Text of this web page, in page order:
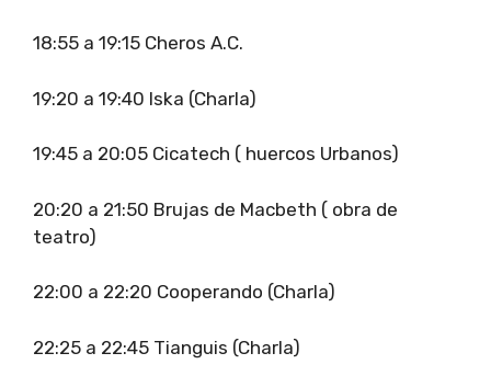
18:55 a 19:15 Cheros A.C.
19:20 a 19:40 Iska (Charla)
19:45 a 20:05 Cicatech ( huercos Urbanos)
20:20 a 21:50 Brujas de Macbeth ( obra de
teatro)
22:00 a 22:20 Cooperando (Charla)
22:25 a 22:45 Tianguis (Charla)